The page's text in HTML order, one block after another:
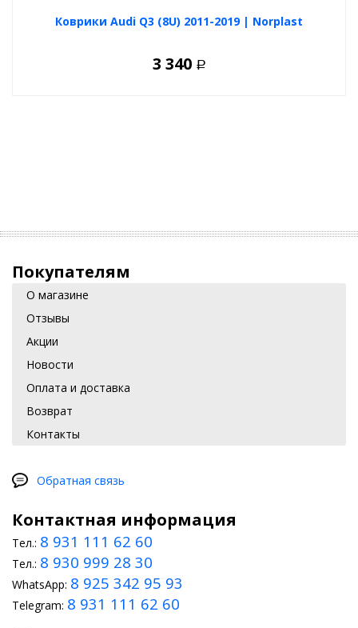
Коврики Audi Q3 (8U) 2011-2019 | Norplast
3 340 Р
Покупателям
О магазине
Отзывы
Акции
Новости
Оплата и доставка
Возврат
Контакты
Обратная связь
Контактная информация
Тел.: 8 931 111 62 60
Тел.: 8 930 999 28 30
WhatsApp: 8 925 342 95 93
Telegram: 8 931 111 62 60